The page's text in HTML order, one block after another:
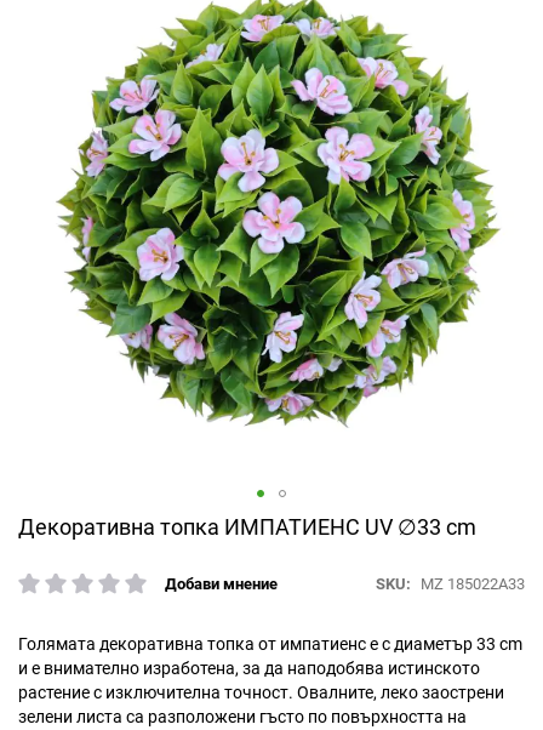
Декоративна топка ИМПАТИЕНС UV ∅33 cm
рейтинг:
Добави мнение SKU MZ 185022A33
Голямата декоративна топка от импатиенс е с диаметър 33 cm
и е внимателно изработена, за да наподобява истинското
растение с изключителна точност. Овалните, леко заострени
зелени листа са разположени гъсто по повърхността на
изображенията
Преминете
началото
на
със
снимки